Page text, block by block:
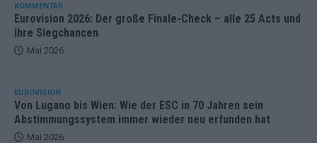
KOMMENTAR
Eurovision 2026: Der große Finale-Check – alle 25 Acts und
ihre Siegchancen
Mai 2026
EUROVISION
Von Lugano bis Wien: Wie der ESC in 70 Jahren sein
Abstimmungssystem immer wieder neu erfunden hat
Mai 2026